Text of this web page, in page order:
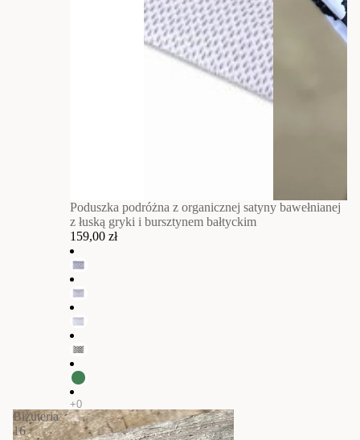
Poduszka podróżna z organicznej satyny bawełnianej
z łuską gryki i bursztynem bałtyckim
159,00 zł
Biżuteria
16